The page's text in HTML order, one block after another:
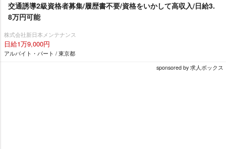
交通誘導2級資格者募集/履歴書不要/資格をいかして高収入/日給3.
8万円可能
株式会社新日本メンテナンス
日給1万9,000円
アルバイト・パート / 東京都
sponsored by 求人ボックス